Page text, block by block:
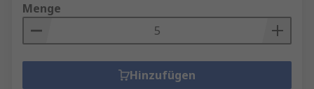
Menge
Hinzufügen